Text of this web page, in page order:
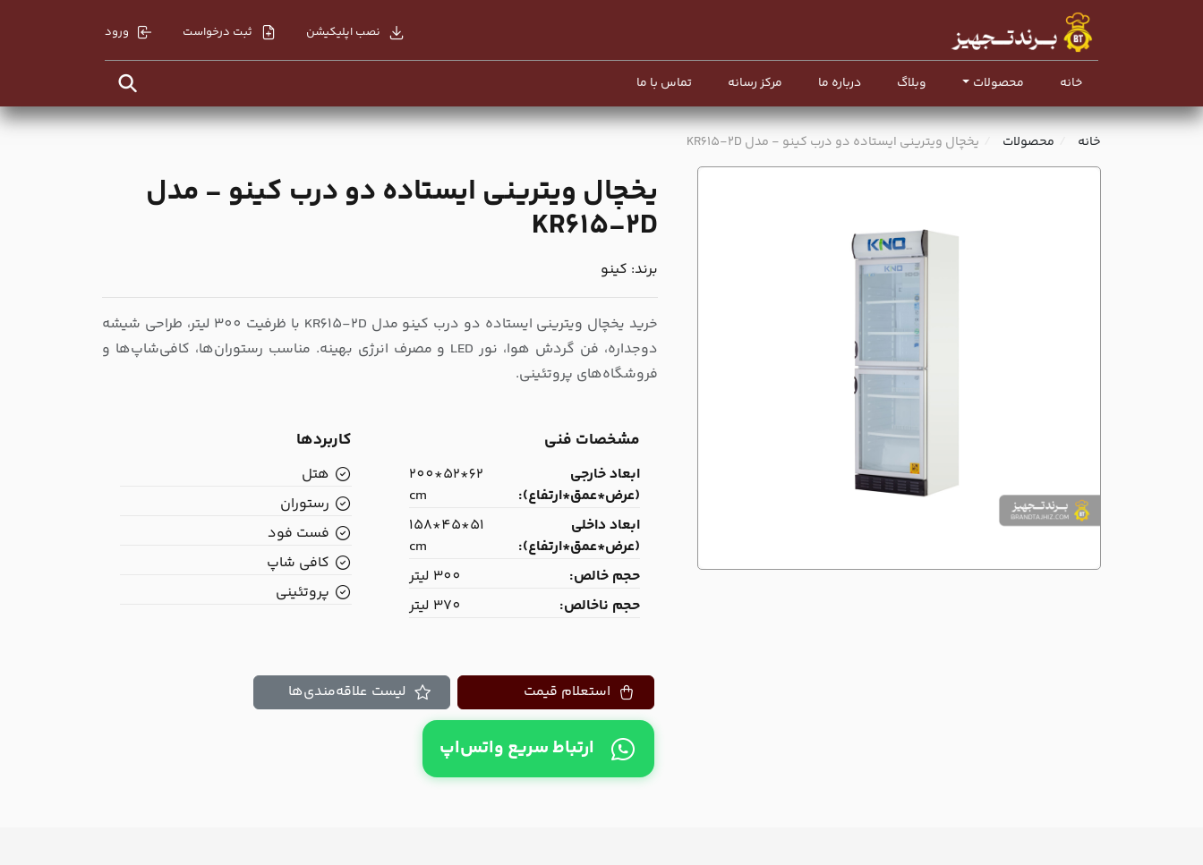
نصب اپلیکیشن ثبت درخواست ورود
خانه محصولات وبلاگ درباره ما مرکز رسانه تماس با ما
خانه محصولات یخچال ویترینی ایستاده دو درب کینو - مدل KR615-2D
یخچال ویترینی ایستاده دو درب کینو - مدل
KR615-2D
برند: کینو
خرید یخچال ویترینی ایستاده دو درب کینو مدل KR615-2D با ظرفیت 300 لیتر، طراحی شیشه
دوجداره، فن گردش هوا، نور LED و مصرف انرژی بهینه. مناسب رستوران‌ها، کافی‌شاپ‌ها و
فروشگاه‌های پروتئینی.
مشخصات فنی
ابعاد خارجی
(عرض*عمق*ارتفاع):
62*52*200
cm
ابعاد داخلی
(عرض*عمق*ارتفاع):
51*45*158
cm
حجم خالص:
300 لیتر
حجم ناخالص:
370 لیتر
کاربردها
هتل
رستوران
فست فود
کافی شاپ
پروتئینی
استعلام قیمت لیست علاقه‌مندی‌ها
ارتباط سریع واتس‌اپ